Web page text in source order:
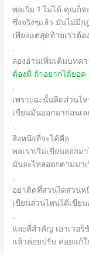
พอเริ่ม 1 ไม่ได้ คุณก็จ
ซึ่งจริงๆแล้ว มันไม่มีก
เพียงแต่สุดท้ายเราต้
.
ลองอ่านเพิ่มเติมบทค
ต้องมี ถ้าอยากได้ยอด
.
เพราะฉะนั้นคิดส่วนไ
เขียนมันออกมาก่อนเ
.
สิ่งหนึ่งที่จะได้คือ
พอเราเริ่มเขียนออกม
มันจะไหลออกตามมา
.
อย่าติดที่ส่วนใดส่วนห
เขียนส่วนไหนได้เขีย
.
และที่สำคัญ เอาเวอ
แล้วค่อยปรับ ค่อยแก้